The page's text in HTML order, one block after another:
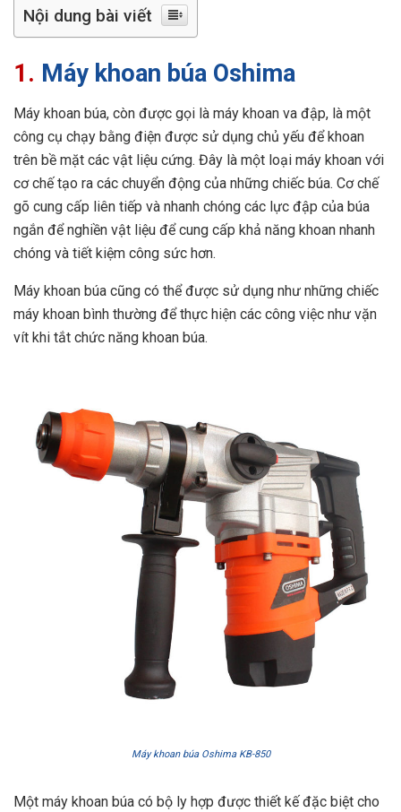
Nội dung bài viết
1. Máy khoan búa Oshima
Máy khoan búa, còn được gọi là máy khoan va đập, là một
công cụ chạy bằng điện được sử dụng chủ yếu để khoan
trên bề mặt các vật liệu cứng. Đây là một loại máy khoan với
cơ chế tạo ra các chuyển động của những chiếc búa. Cơ chế
gõ cung cấp liên tiếp và nhanh chóng các lực đập của búa
ngắn để nghiền vật liệu để cung cấp khả năng khoan nhanh
chóng và tiết kiệm công sức hơn.
Máy khoan búa cũng có thể được sử dụng như những chiếc
máy khoan bình thường để thực hiện các công việc như vặn
vít khi tắt chức năng khoan búa.
Máy khoan búa Oshima KB-850
Một máy khoan búa có bộ ly hợp được thiết kế đặc biệt cho